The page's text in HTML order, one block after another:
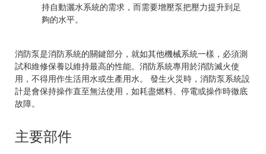
持自動灑水系統的需求，而需要增壓泵把壓力提升到足
夠的水平。
消防泵是消防系統的關鍵部分，就如其他機械系統一樣，必須測
試和維修保養以維持最高的性能。消防系統專用於消防滅火使
用，不得用作生活用水或生產用水。 發生火災時，消防泵系統設
計是會保持操作直至無法使用，如耗盡燃料、停電或操作時徹底
故障。
主要部件